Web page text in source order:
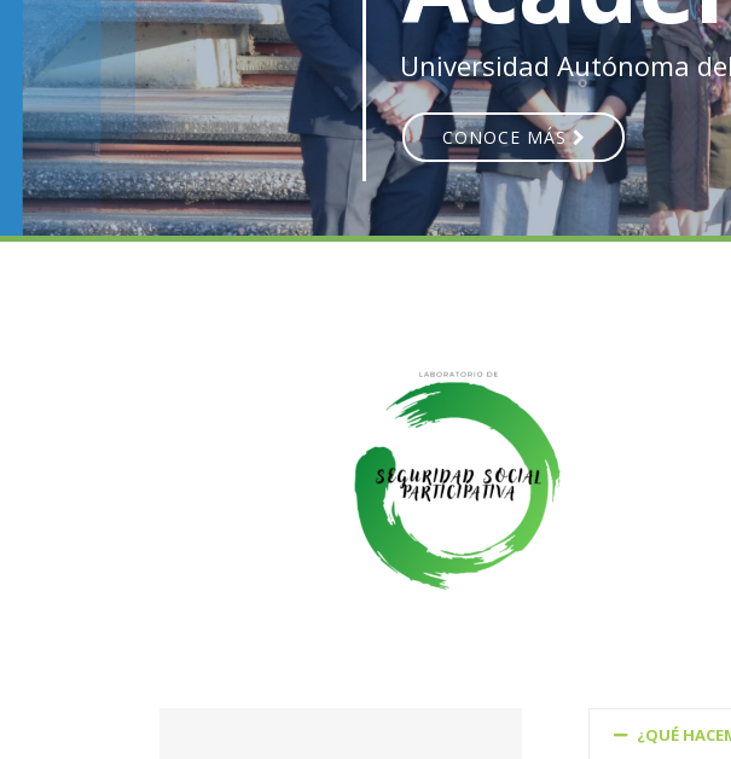
CONOCE MÁS
Universidad Autónoma
¿QUÉ